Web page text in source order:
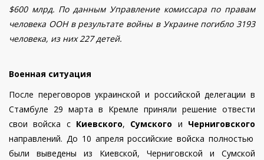
$600 млрд. По данным Управление комиссара по правам
человека ООН в результате войны в Украине погибло 3193
человека, из них 227 детей.
Военная ситуация
После переговоров украинской и российской делегации в
Стамбуле 29 марта в Кремле приняли решение отвести
свои войска с Киевского, Сумского и Черниговского
направлений. До 10 апреля российские войска полностью
были выведены из Киевской, Черниговской и Сумской